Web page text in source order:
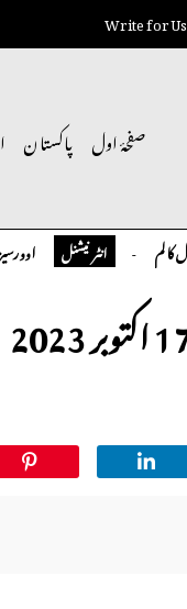
Write for Us
صفحۂ اول پاکستان
اوورسیز پاکستانی ڈاکٹر